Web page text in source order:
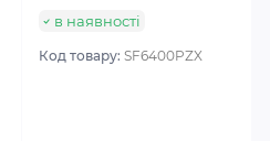
в наявності
Код товару: SF6400PZX